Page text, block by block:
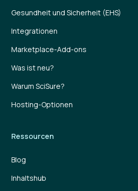
Gesundheit und Sicherheit (EHS)
Integrationen
Marketplace-Add-ons
Was ist neu?
Warum SciSure?
Hosting-Optionen
Ressourcen
Blog
Inhaltshub